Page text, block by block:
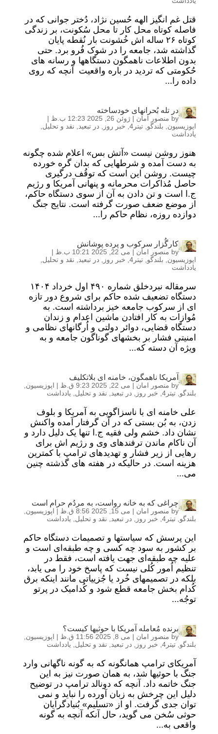
قتل غم انگیز الهه حُسین نژاد، دُختر جوانی که در
فاصله کوتاه محل کار تا محل سُکونت، بر زندگی
کوتاه ۲۶ ساله اش خُشونت بار نُقطه پایان
گذاشته شد، جامعه را در شوک فُرو برد. حتی
بدون اطلاعات ناهمگون دستگاهها و رسانه های
حُکومتی که تردید در باره واقعیت آنچه که روی
داده را...
در تله بُحرانهای خودساخته
by منصور امان | ژوئن 26, 2025 12:23 ب.ظ
|
اپوزیسیون
بلندگو تیتر4 , خبر روز در تبعید نقد و تحلیل
یادداشت
هنوز روشن نیست «آتش بس» اعلام شده چگونه
به دست آمده و شرطهایی که بدان گره خورده
چیست. روشن این است که توقُف درگیری
حاصل مُذاکرات محرمانه و پنهانی آمریکا و رژیم
ج.ا است و تن دادن به آن از سوی دستگاه حاکم،
از موضع ضعف صورت گرفته است. نتایج جنگ
دوازده روزه، نظام حاکم را...
کارگُزار سرکوب و پرده پوشانش
by منصور امان | می 22, 2025 10:21 ب.ظ
|
اپوزیسیون
بلندگو تیتر4 , خبر روز در تبعید نقد و تحلیل
یادداشت
سرمقاله نبردخلق شماره ۴۹۰ اول خرداد ۱۴۰۴
دستگاه تضعیف شده حاکم برای شروع دور تازه
ای از سرکوب جامعه خیز برداشته است. به
مُوازات به کار افتادن ماشین اعدام و زندان
دستگاه قضایی، دوائر دولتی و اُرگانهای نظامی و
امنیتی فشار بر بخشهای گوناگون جامعه و به
ویژه آن دسته که...
آمریکا ناهمگون، خامنه ای بلاتکلیف
by منصور امان | می 22, 2025 9:23 ق.ظ | اپوزیسیون
بلندگو تیتر4 , خبر روز در تبعید نقد و تحلیل یادداشت
علی خامنه ای با ناسزاگویی به آمریکا و بلوف
زدن، به بُن بستی که در آن گرفتار آمده واکنش
نشان داد. خشم ولی فقیه ج.ا تنها یک دلیل دارد و
آن ناکام ماندن ترفندهای وی و رژیم اش برای
رهایی از زیر فشار و تهدیدهای ترامپ با کمترین
هزینه است. در حالیکه در هفته های گذشته چنین
می...
چراغی که به خانه رواست، به مردُم حرام است
by منصور امان | می 15, 2025 8:56 ق.ظ | اپوزیسیون
بلندگو تیتر4 , خبر روز در تبعید نقد و تحلیل یادداشت
این پرسش که سیاستها و تصمیمات دستگاه حاکم
بر کشور به سود چه کسی و چه طبقه‌ای است و
علیه چه طبقه‌ای جهت یافته است، فقط در
تنظیم اُمور کُلی نیست که پاسخ خود را می یابد،
بلکه در تصمیمهای خُرد یا جُزییاتی مانند اینکه برق
کُدام بخش جامعه قطع شود و کُدامیک در پرتو
توجُه...
برنده مُعامله آمریکا با حوثیها کیست؟
by منصور امان | می 8, 2025 11:56 ق.ظ | اپوزیسیون
بلندگو تیتر4 , خبر روز در تبعید نقد و تحلیل یادداشت
آمریکای ترامپ همانگونه که به گونه ناگهانی وارد
جنگ با حوثیها شد، به همان صورت نیز به این
جنگ خاتمه داد. آنچه که دونالد ترامپ در توضیح
دلیل این چرخش به زبان آورده را نباید و نمی
توان جدی گرفت. او از «تسلیم» بُنیادگرایان
حوثی سُخن می گوید، حال آنکه آنچه به گونه
واقعی به...